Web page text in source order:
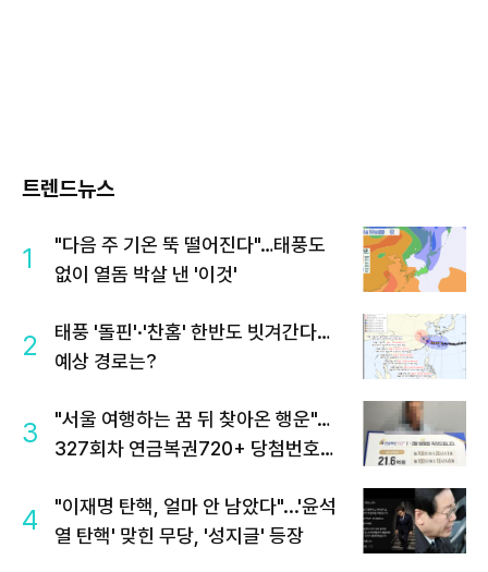
트렌드뉴스
1
"다음 주 기온 뚝 떨어진다"…태풍도
없이 열돔 박살 낸 '이것'
2
태풍 '돌핀'·'찬홈' 한반도 빗겨간다…
예상 경로는?
3
"서울 여행하는 꿈 뒤 찾아온 행운"…
327회차 연금복권720+ 당첨번호조
4
"이재명 탄핵, 얼마 안 남았다"...'윤석
열 탄핵' 맞힌 무당, '성지글' 등장